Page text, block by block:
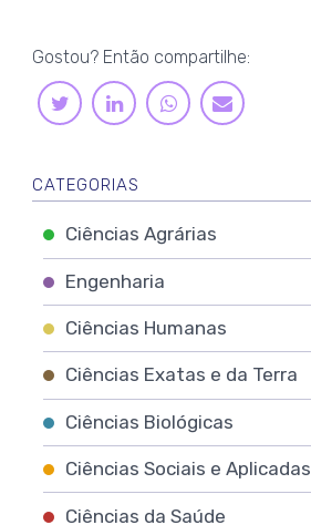
Gostou? Então compartilhe:
TWITTERLINKEDINWHATSAPP
E-
MAIL
CATEGORIAS
Ciências Agrárias
Engenharia
Ciências Humanas
Ciências Exatas e da Terra
Ciências Biológicas
Ciências Sociais e Aplicadas
Ciências da Saúde